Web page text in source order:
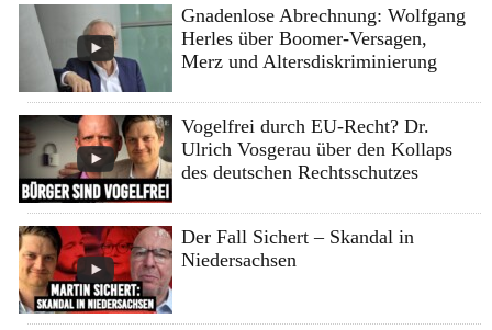
Gnadenlose Abrechnung: Wolfgang
Herles über Boomer-Versagen,
Merz und Altersdiskriminierung
Vogelfrei durch EU-Recht? Dr.
Ulrich Vosgerau über den Kollaps
des deutschen Rechtsschutzes
Der Fall Sichert – Skandal in
Niedersachsen